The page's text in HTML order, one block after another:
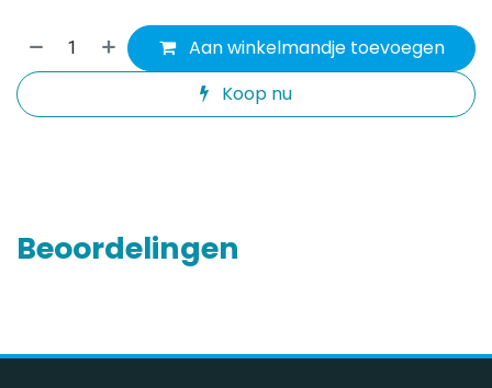
Aan winkelmandje toevoegen
Koop nu
Beoordelingen